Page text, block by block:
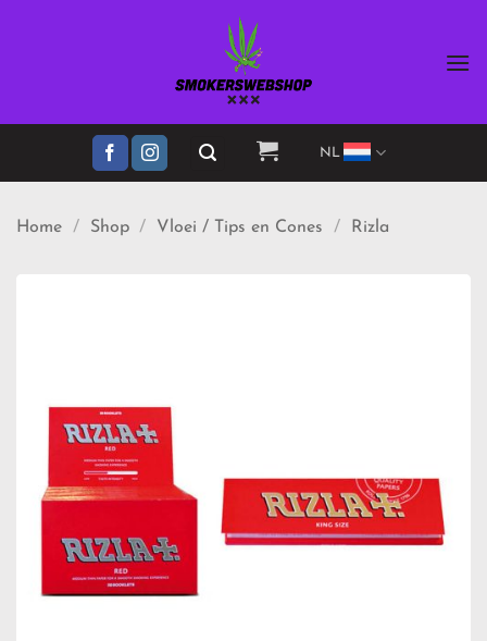
NL
Home / Shop / Vloei / Tips en Cones / Rizla